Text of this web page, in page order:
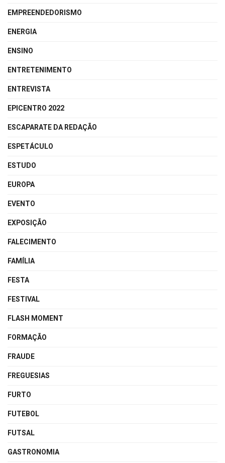
EMPREENDEDORISMO
ENERGIA
ENSINO
ENTRETENIMENTO
ENTREVISTA
EPICENTRO 2022
ESCAPARATE DA REDAÇÃO
ESPETÁCULO
ESTUDO
EUROPA
EVENTO
EXPOSIÇÃO
FALECIMENTO
FAMÍLIA
FESTA
FESTIVAL
FLASH MOMENT
FORMAÇÃO
FRAUDE
FREGUESIAS
FURTO
FUTEBOL
FUTSAL
GASTRONOMIA